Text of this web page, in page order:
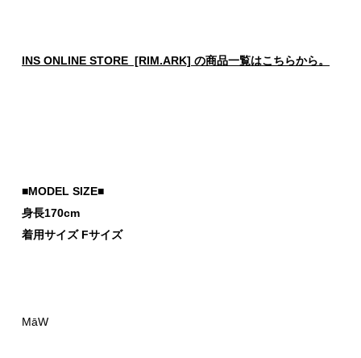
INS ONLINE STORE [RIM.ARK] の商品一覧はこちらから。
■MODEL SIZE■
身長170cm
着用サイズ Fサイズ
MāW